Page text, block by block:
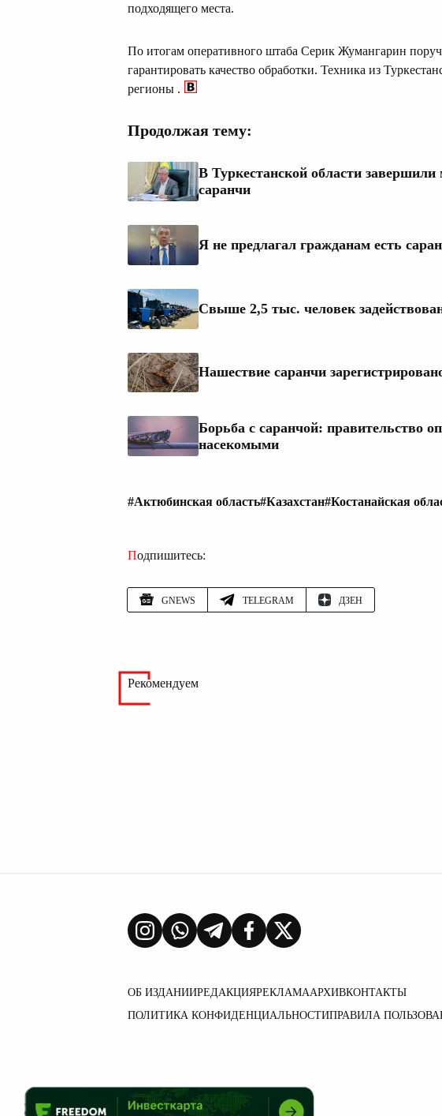
подходящего места.
По итогам оперативного штаба Серик Жумангарин
гарантировать качество обработки. Техника из
регионы .
Продолжая тему:
В Туркестанской области
саранчи
Я не предлагал гражданам есть
Свыше 2,5 тыс. человек
Нашествие саранчи
Борьба с саранчой: правительство
насекомыми
#Актюбинская область#Казахстан#Костанайская
Подпишитесь:
GNEWS TELEGRAM ДЗЕН
Рекомендуем
ОБ ИЗДАНИИРЕДАКЦИЯРЕКЛАМААРХИВКОНТАКТЫ
ПОЛИТИКА КОНФИДЕНЦИАЛЬНОСТИПРАВИЛА